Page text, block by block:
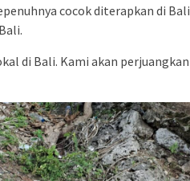
cocok diterapkan di Bali
di Bali. Kami akan perjuangkan